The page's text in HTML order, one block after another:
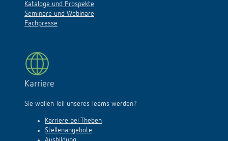
Kataloge und Prospekte
Seminare und Webinare
Fachpresse
Karriere
Sie wollen Teil unseres Teams werden?
Karriere bei Theben
Stellenangebote